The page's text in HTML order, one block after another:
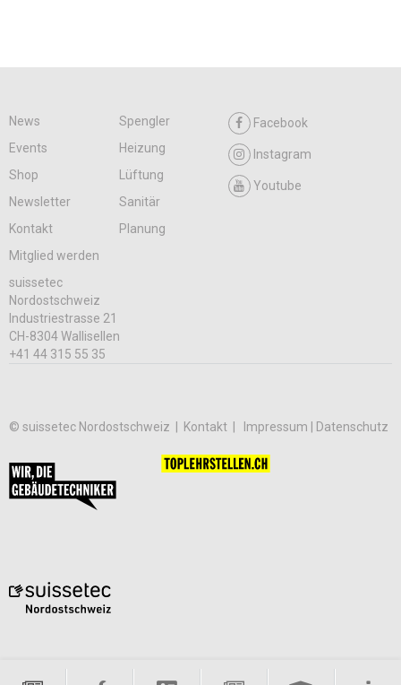
News
Spengler
Events
Heizung
Shop
Lüftung
Newsletter
Sanitär
Kontakt
Planung
Mitglied werden
Facebook
Instagram
Youtube
suissetec
Nordostschweiz
Industriestrasse 21
CH-8304 Wallisellen
+41 44 315 55 35
© suissetec Nordostschweiz | Kontakt Impressum | Datenschutz